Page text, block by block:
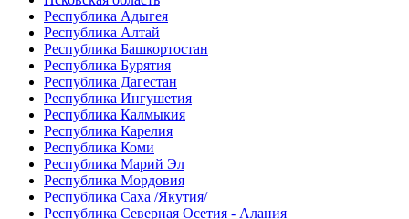
Республика Адыгея
Республика Алтай
Республика Башкортостан
Республика Бурятия
Республика Дагестан
Республика Ингушетия
Республика Калмыкия
Республика Карелия
Республика Коми
Республика Марий Эл
Республика Мордовия
Республика Саха /Якутия/
Республика Северная Осетия - Алания